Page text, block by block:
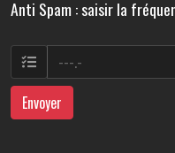
Anti Spam : saisir la
Envoyer